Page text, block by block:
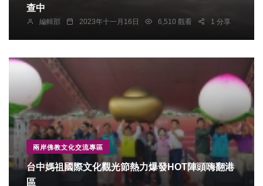
查中
編輯部 2023年十一月16日 6,510 觀看 1 分享
兩岸佛教文化交流專區
台中媽祖國際文化觀光節熱力爆發HOT陣頭嗨翻港
區